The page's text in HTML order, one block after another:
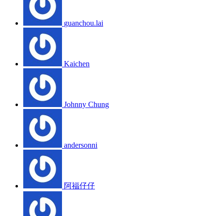
guanchou.lai
Kaichen
Johnny Chung
andersonni
阿福仔仔